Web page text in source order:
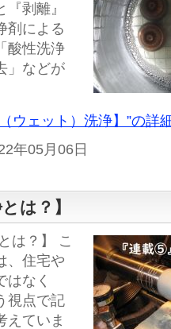
剥離』
剤による
酸性洗浄
」などが
ウェット）洗浄】”の詳
年05月06日
は？】
は？】 こ
、住宅や
はなく
視点で記
えていま